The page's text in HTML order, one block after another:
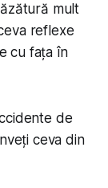
mult
reflexe
cu fața în
de
ceva din